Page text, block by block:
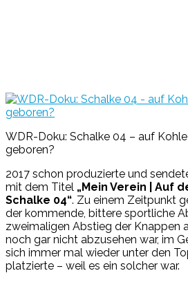
WDR-Doku: Schalke 04 – auf Kohle
geboren?
2017 schon produzierte und
mit dem Titel „Mein Verein | Auf
Schalke 04“. Zu einem Zeitpunkt
der kommende, bittere sportliche
zweimaligen Abstieg der Knappen
noch gar nicht abzusehen war, im
sich immer mal wieder unter den
platzierte – weil es ein solcher war.